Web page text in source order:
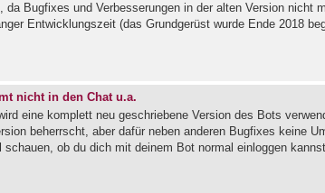
da Bugfixes und Verbesserungen in der alten Version nicht
Entwicklungszeit (das Grundgerüst wurde Ende 2018
nicht in den Chat u.a.
eine komplett neu geschriebene Version des Bots
beherrscht, aber dafür neben anderen Bugfixes keine
schauen, ob du dich mit deinem Bot normal einloggen